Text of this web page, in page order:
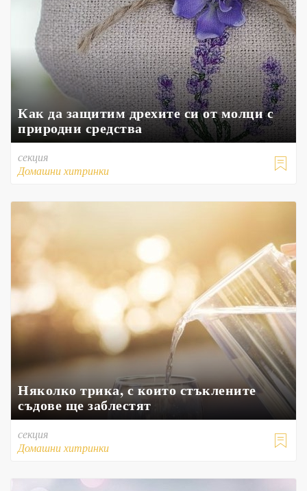
Как да защитим дрехите си от молци с
природни средства

секция
Домашни хитринки
Няколко трика, с които стъклените
съдове ще заблестят

секция
Домашни хитринки